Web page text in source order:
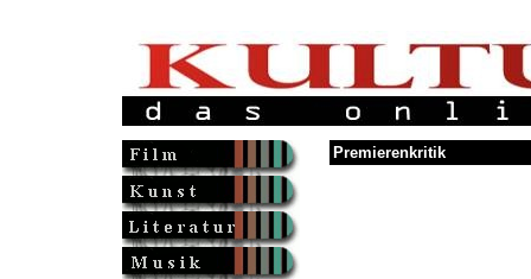
Premierenkritik